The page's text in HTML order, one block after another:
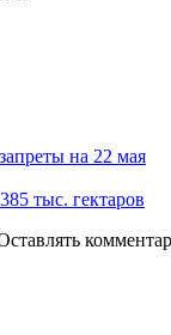
на 22 мая
тыс. гектаров